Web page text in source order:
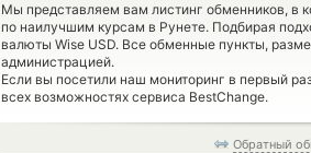
Мы представляем вам листинг обменников, в
по наилучшим курсам в Рунете. Подбирая
валюты Wise USD. Все обменные пункты,
администрацией.
Если вы посетили наш мониторинг в первый
всех возможностях сервиса BestChange.
Обратный